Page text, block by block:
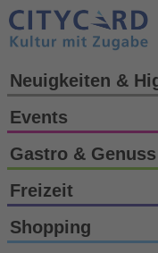
Neuigkeiten &
Events
Gastro & Genuss
Freizeit
Shopping